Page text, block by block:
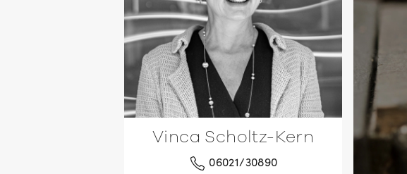
Vinca Scholtz-Kern
06021/30890